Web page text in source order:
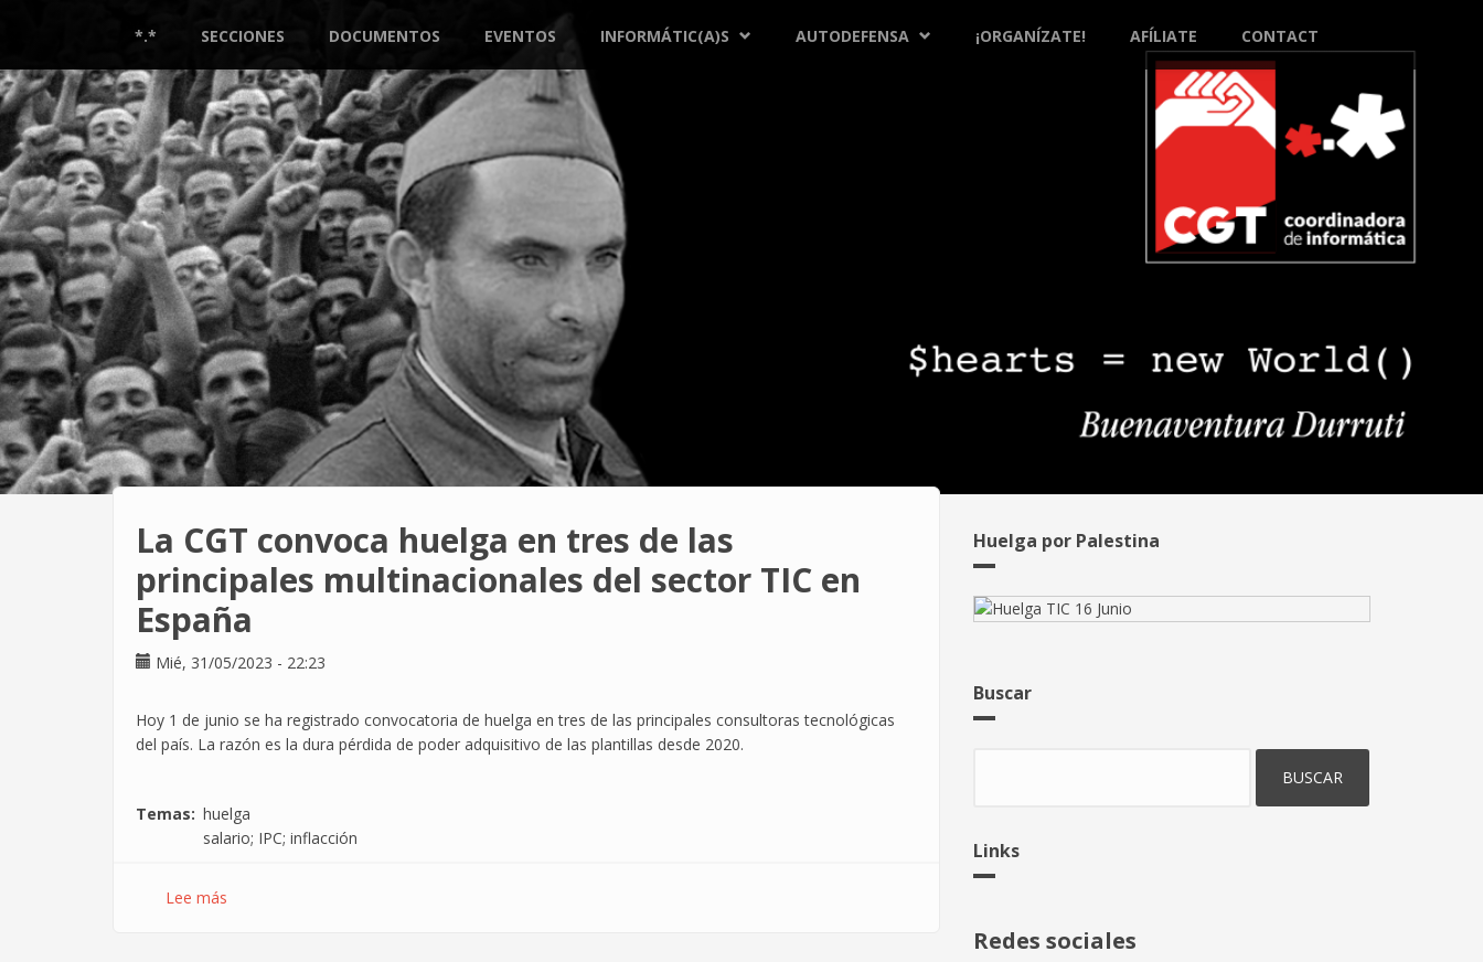
principal
*.* SECCIONES DOCUMENTOS EVENTOS INFORMÁTIC(A)S AUTODEFENSA ¡ORGANÍZATE! AFÍLIATE CONTACT
La CGT convoca huelga en tres de las
principales multinacionales del sector TIC en
España
Mié, 31/05/2023 - 22:23
Hoy 1 de junio se ha registrado convocatoria de huelga en tres de las principales consultoras tecnológicas
del país. La razón es la dura pérdida de poder adquisitivo de las plantillas desde 2020.
Temas
huelga
salario; IPC; inflacción
Lee más
Huelga por Palestina
Buscar
Links
Redes sociales